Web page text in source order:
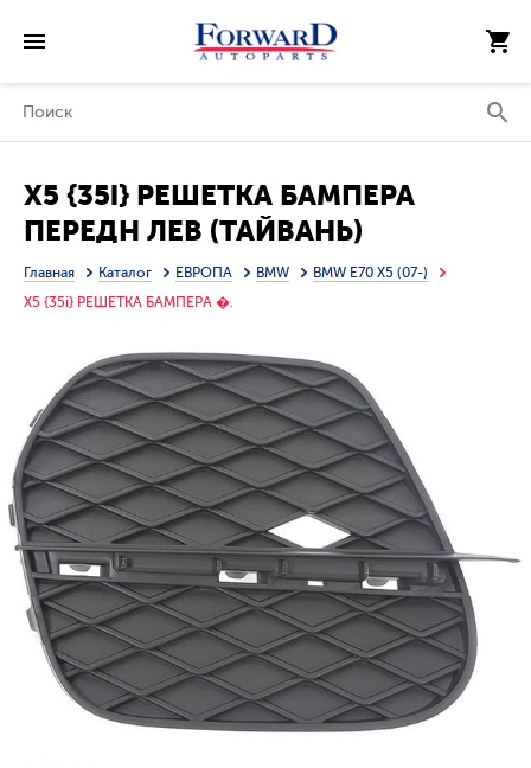
X5 {35i} РЕШЕТКА БАМПЕРА
ПЕРЕДН ЛЕВ (ТАЙВАНЬ)
Главная Каталог ЕВРОПА BMW
BMW E70 X5 (07-)
X5 {35i} РЕШЕТКА БАМПЕРА �.